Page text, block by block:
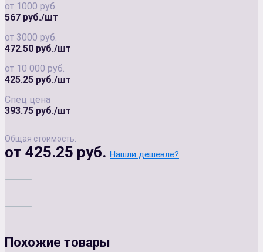
от 1000 руб.
567 руб./шт
от 3000 руб.
472.50 руб./шт
от 10 000 руб.
425.25 руб./шт
Спец цена
393.75 руб./шт
Общая стоимость:
от 425.25 руб. Нашли дешевле?
Похожие товары